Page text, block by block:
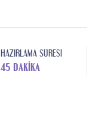
HAZIRLAMA SÜRESI
45 DAKIKA